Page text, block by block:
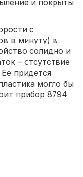
и покрыты
с
в минуту) в
солидно и
– отсутствие
придется
могло бы
прибор 8794